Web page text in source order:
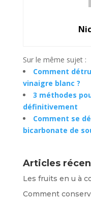
Sur le même sujet :
Comment
vinaigre blanc ?
3 méthodes
définitivement
Comment se
bicarbonate de
Articles
Les fruits en u à
Comment